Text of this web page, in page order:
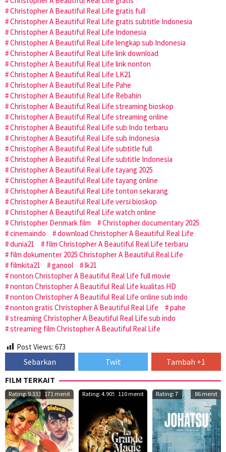
Christopher A Beautiful Real Life gratis full
Christopher A Beautiful Real Life gratis subtitle Indonesia
Christopher A Beautiful Real Life Indonesia
Christopher A Beautiful Real Life lengkap sub Indonesia
Christopher A Beautiful Real Life link download
Christopher A Beautiful Real Life link nonton
Christopher A Beautiful Real Life LK21
Christopher A Beautiful Real Life Pahe
Christopher A Beautiful Real Life Rebahin
Christopher A Beautiful Real Life streaming bioskop
Christopher A Beautiful Real Life streaming online
Christopher A Beautiful Real Life sub Indo terbaru
Christopher A Beautiful Real Life sub Indonesia
Christopher A Beautiful Real Life subtitle full
Christopher A Beautiful Real Life subtitle Indonesia
Christopher A Beautiful Real Life tayang 2025
Christopher A Beautiful Real Life tayang online
Christopher A Beautiful Real Life tonton sekarang
Christopher A Beautiful Real Life versi bioskop
Christopher A Beautiful Real Life watch online
Christopher Denmark film
Christopher documentary 2025
cinemaindo
download Christopher A Beautiful Real Life
dunia21
film Christopher A Beautiful Real Life terbaru
film dokumenter 2025 Christopher A Beautiful Real Life
filmkita21
ganool
lk21
nonton Christopher A Beautiful Real Life full movie
nonton Christopher A Beautiful Real Life kualitas HD
nonton Christopher A Beautiful Real Life online sub indo
nonton gratis Christopher A Beautiful Real Life
pahe
streaming Christopher A Beautiful Real Life sub indo
streaming film Christopher A Beautiful Real Life
Post Views: 673
Sebarkan Twit
Tambah +1
FILM TERKAIT
Rating: 9.333 171 menit Rating: 4.905 110 menit Rating: 7 86 menit